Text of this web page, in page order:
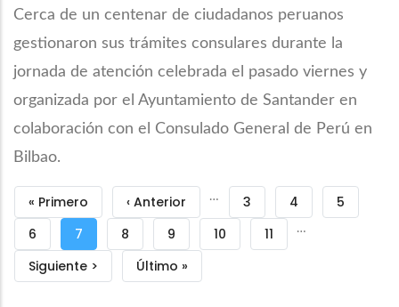
Cerca de un centenar de ciudadanos peruanos
gestionaron sus trámites consulares durante la
jornada de atención celebrada el pasado viernes y
organizada por el Ayuntamiento de Santander en
colaboración con el Consulado General de Perú en
Bilbao.
Paginación
Primera
página
« Primero
Página
anterior
‹ Anterior … Página
3 Página
4 Página
5
Página
6
Página
actual
7 Página
8 Página
9 Página
10 Página
11 …
Siguiente
Siguiente >
Última
Último »